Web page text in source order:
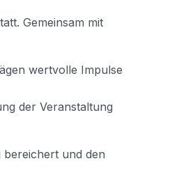
Gemeinsam mit
wertvolle Impulse
der Veranstaltung
bereichert und den